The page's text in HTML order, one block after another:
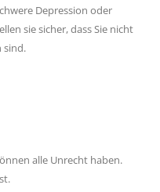
Depression oder
sie sicher, dass Sie nicht
sind.
alle Unrecht haben.